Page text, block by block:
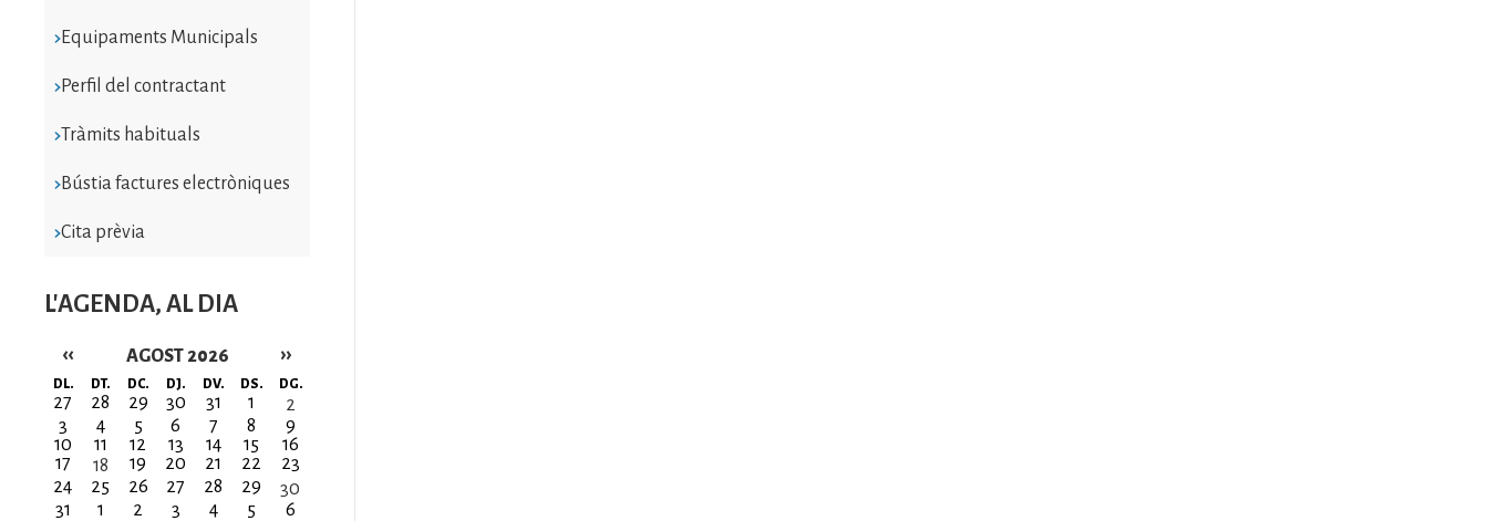
Equipaments Municipals
Perfil del contractant
Tràmits habituals
Bústia factures electròniques
Cita prèvia
L'AGENDA, AL DIA
AGOST 2026
Paginació
‹‹ ››
DL. DT. DC. DJ. DV. DS. DG.
27 28 29 30 31 1
2
3
4 5 6 7 8
9
10
11 12 13 14 15
16
17
18 19 20 21 22
23
24
25 26 27 28 29
30
31
1 2 3 4 5 6